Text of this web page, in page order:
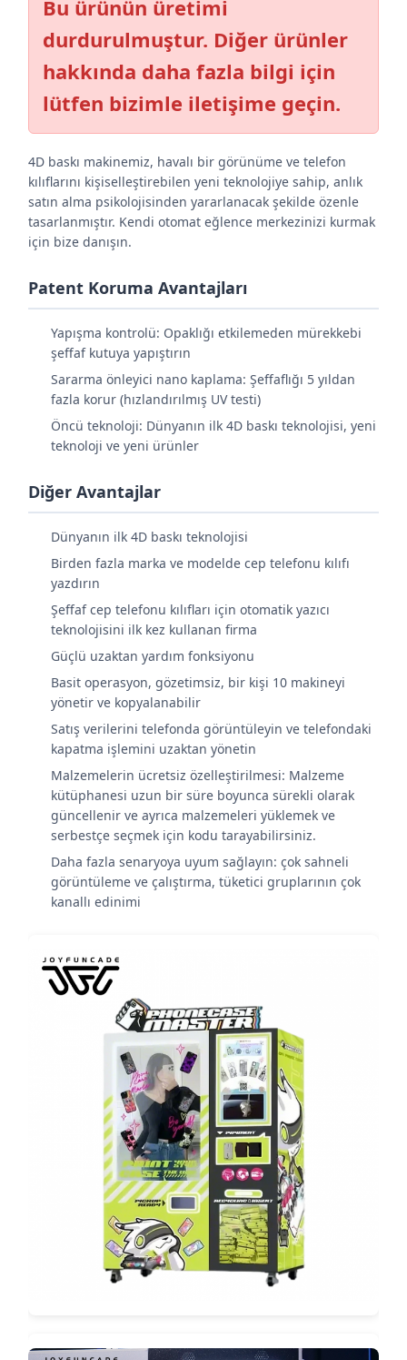
Bu ürünün üretimi
durdurulmuştur. Diğer ürünler
hakkında daha fazla bilgi için
lütfen bizimle iletişime geçin.
4D baskı makinemiz, havalı bir görünüme ve telefon
kılıflarını kişiselleştirebilen yeni teknolojiye sahip, anlık
satın alma psikolojisinden yararlanacak şekilde özenle
tasarlanmıştır. Kendi otomat eğlence merkezinizi kurmak
için bize danışın.
Patent Koruma Avantajları
Yapışma kontrolü: Opaklığı etkilemeden mürekkebi
şeffaf kutuya yapıştırın
Sararma önleyici nano kaplama: Şeffaflığı 5 yıldan
fazla korur (hızlandırılmış UV testi)
Öncü teknoloji: Dünyanın ilk 4D baskı teknolojisi, yeni
teknoloji ve yeni ürünler
Diğer Avantajlar
Dünyanın ilk 4D baskı teknolojisi
Birden fazla marka ve modelde cep telefonu kılıfı
yazdırın
Şeffaf cep telefonu kılıfları için otomatik yazıcı
teknolojisini ilk kez kullanan firma
Güçlü uzaktan yardım fonksiyonu
Basit operasyon, gözetimsiz, bir kişi 10 makineyi
yönetir ve kopyalanabilir
Satış verilerini telefonda görüntüleyin ve telefondaki
kapatma işlemini uzaktan yönetin
Malzemelerin ücretsiz özelleştirilmesi: Malzeme
kütüphanesi uzun bir süre boyunca sürekli olarak
güncellenir ve ayrıca malzemeleri yüklemek ve
serbestçe seçmek için kodu tarayabilirsiniz.
Daha fazla senaryoya uyum sağlayın: çok sahneli
görüntüleme ve çalıştırma, tüketici gruplarının çok
kanallı edinimi